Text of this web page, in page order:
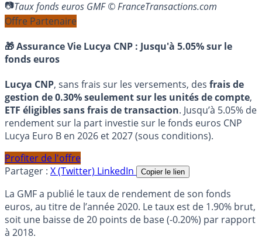
Taux fonds euros GMF © FranceTransactions.com
Offre Partenaire
🎁 Assurance Vie Lucya CNP : Jusqu'à 5.05% sur le
fonds euros
Lucya CNP, sans frais sur les versements, des frais de
gestion de 0.30% seulement sur les unités de compte,
ETF éligibles sans frais de transaction. Jusqu’à 5.05% de
rendement sur la part investie sur le fonds euros CNP
Lucya Euro B en 2026 et 2027 (sous conditions).
Profiter de l'offre
Partager : X (Twitter) LinkedIn Copier le lien
La GMF a publié le taux de rendement de son fonds
euros, au titre de l’année 2020. Le taux est de 1.90% brut,
soit une baisse de 20 points de base (-0.20%) par rapport
à 2018.